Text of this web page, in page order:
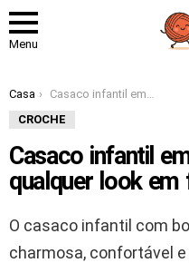
Menu
Você está aqui:
Casa
Casaco infantil em crochê transforma qualquer look em fofura
CROCHE
Casaco infantil
qualquer look
O casaco infantil com
charmosa, confortável